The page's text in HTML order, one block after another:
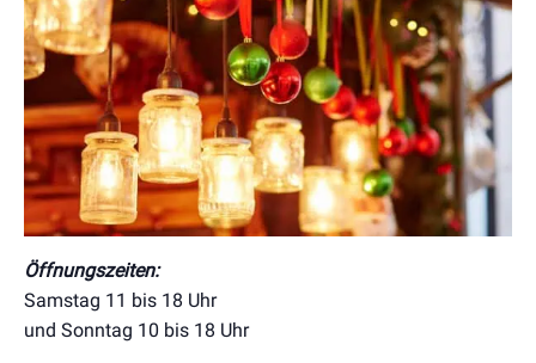
Öffnungszeiten:
Samstag 11 bis 18 Uhr
und Sonntag 10 bis 18 Uhr